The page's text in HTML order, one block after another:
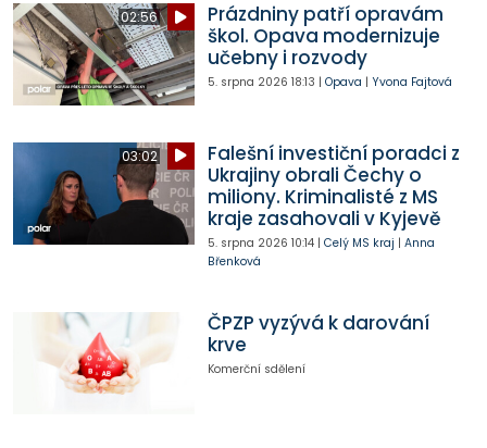
02:56
Prázdniny patří opravám
škol. Opava modernizuje
učebny i rozvody
5. srpna 2026 18:13 | Opava | Yvona Fajtová
03:02
Falešní investiční poradci z
Ukrajiny obrali Čechy o
miliony. Kriminalisté z MS
kraje zasahovali v Kyjevě
5. srpna 2026 10:14| Celý MS kraj | Anna
Břenková
ČPZP vyzývá k darování
krve
Komerční sdělení